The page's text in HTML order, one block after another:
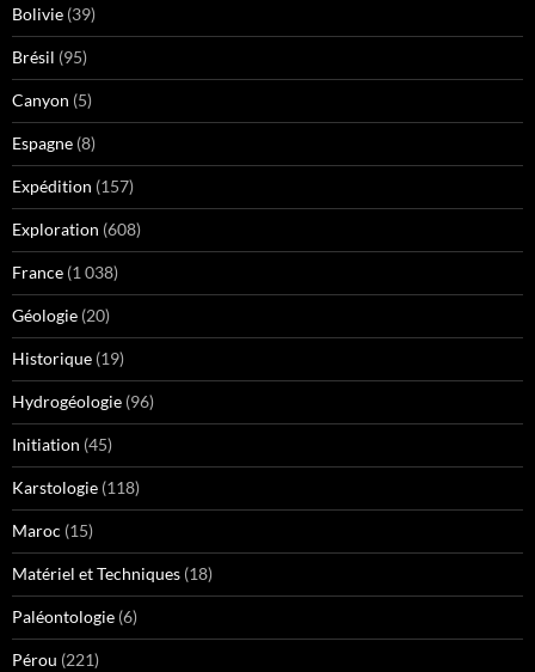
Bolivie (39)
Brésil (95)
Canyon (5)
Espagne (8)
Expédition (157)
Exploration (608)
France (1 038)
Géologie (20)
Historique (19)
Hydrogéologie (96)
Initiation (45)
Karstologie (118)
Maroc (15)
Matériel et Techniques (18)
Paléontologie (6)
Pérou (221)